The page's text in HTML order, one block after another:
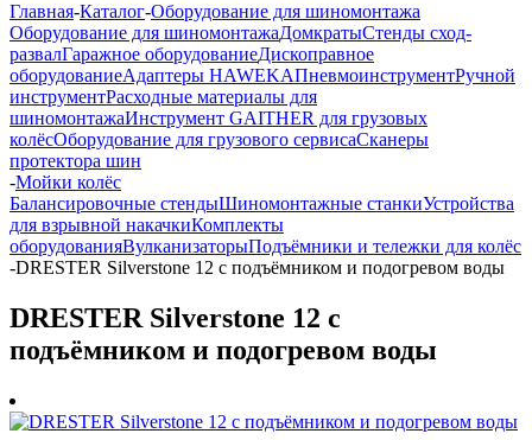
Главная-Каталог-Оборудование для шиномонтажа
Оборудование для шиномонтажаДомкратыСтенды сход-
развалГаражное оборудованиеДископравное
оборудованиеАдаптеры HAWEKAПневмоинструментРучной
инструментРасходные материалы для
шиномонтажаИнструмент GAITHER для грузовых
колёсОборудование для грузового сервисаСканеры
протектора шин
-Мойки колёс
Балансировочные стендыШиномонтажные станкиУстройства
для взрывной накачкиКомплекты
оборудованияВулканизаторыПодъёмники и тележки для колёс
-DRESTER Silverstone 12 с подъёмником и подогревом воды
DRESTER Silverstone 12 с
подъёмником и подогревом воды